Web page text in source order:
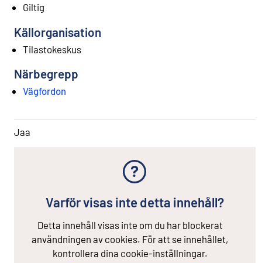
Giltig
Källorganisation
Tilastokeskus
Närbegrepp
Vägfordon
Jaa
Varför visas inte detta innehåll?
Detta innehåll visas inte om du har blockerat
användningen av cookies. För att se innehållet,
kontrollera dina cookie-inställningar.